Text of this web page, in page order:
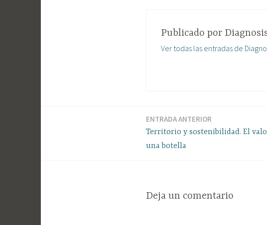
Publicado por
Ver todas las entradas de
ENTRADA ANTERIOR
Territorio y sostenibilidad. El
una botella
Deja un comentario